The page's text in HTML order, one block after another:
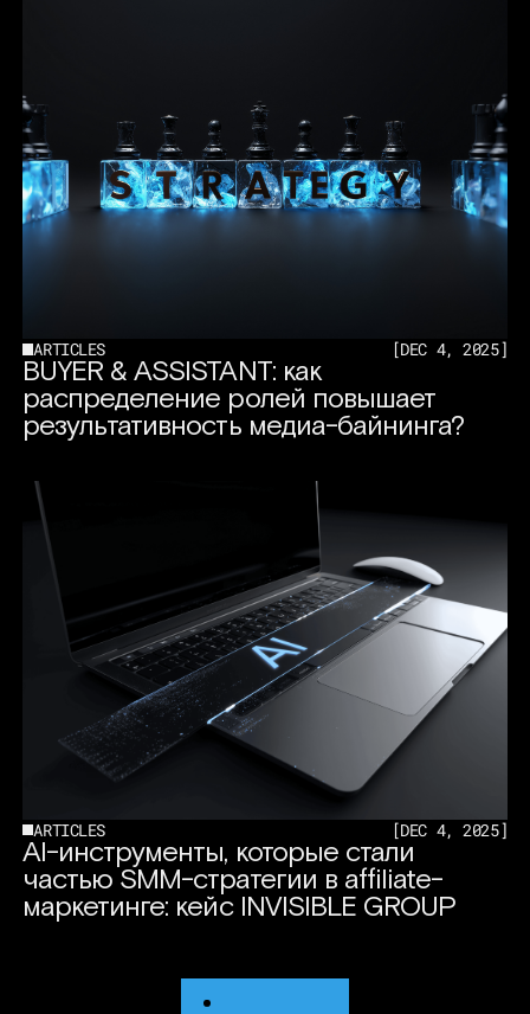
ARTICLES [DEC 4, 2025]
BUYER & ASSISTANT: как
распределение ролей повышает
результативность медиа-байнинга?
ARTICLES [DEC 4, 2025]
AI-инструменты, которые стали
частью SMM-стратегии в affiliate-
маркетинге: кейс INVISIBLE GROUP